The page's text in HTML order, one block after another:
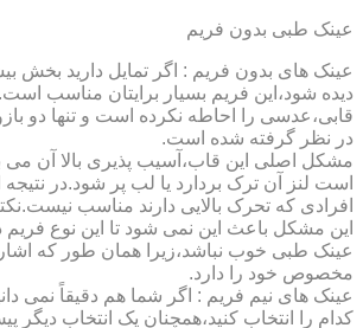
عینک طبی بدون فریم
عینک های بدون فریم : اگر تمایل دارید بخش
دیده شود،این فریم بسیار برایتان مناسب
قابی،عدسی را احاطه نکرده است و تنها دو
در نظر گرفته شده است.
مشکل اصلی این قاب،آسیب پذیری بالا آن می
است لنز آن ترک بردارد یا لب پر شود.در نتیجه
افرادی که تحرک بالایی دارند مناسب
این مشکل باعث این نمی شود تا این نوع فریم
عینک طبی خوب نباشد،زیرا همان طور که
مخصوص خود را دارد.
عینک های نیم فریم : اگر شما هم دقیقاً نمی
کدام را انتخاب کنید،همچنان یک انتخاب